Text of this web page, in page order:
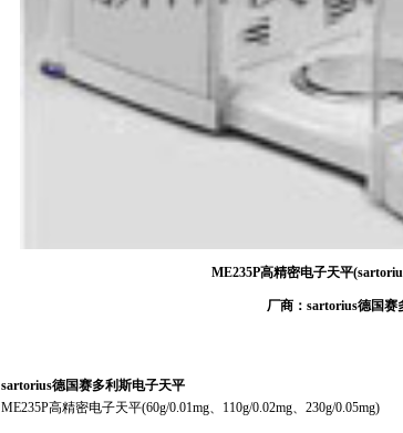
ME235P高精密电子天平
厂商：sartorius德国赛
sartorius德国赛多利斯电子天平
ME235P高精密电子天平(60g/0.01mg、 110g/0.02mg、 230g/0.05mg)